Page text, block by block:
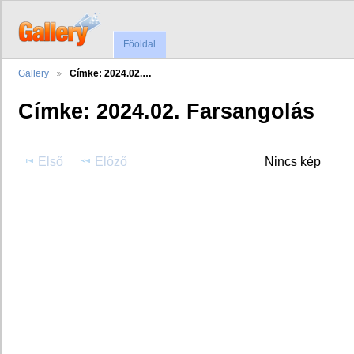
Főoldal
Gallery Címke: 2024.02.…
Címke: 2024.02. Farsangolás
Első Előző Nincs kép